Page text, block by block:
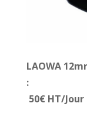
LAOWA
50€ HT/Jour